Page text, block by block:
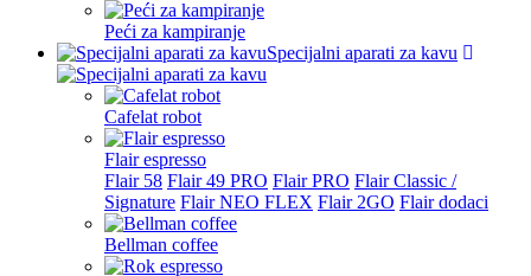
Peći za kampiranje
Specijalni aparati za kavu
Cafelat robot
Flair espresso
Flair 58 Flair 49 PRO Flair PRO Flair Classic /
Signature Flair NEO FLEX Flair 2GO Flair dodaci
Bellman coffee